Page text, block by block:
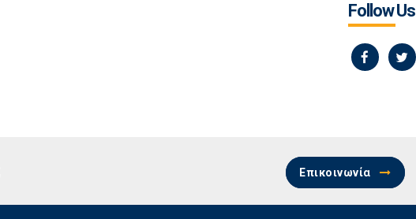
Follow Us
Επικοινωνία